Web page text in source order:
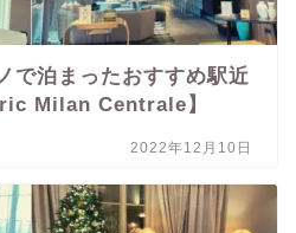
で泊まったおすすめ駅近
Milan Centrale】
2022年12月10日